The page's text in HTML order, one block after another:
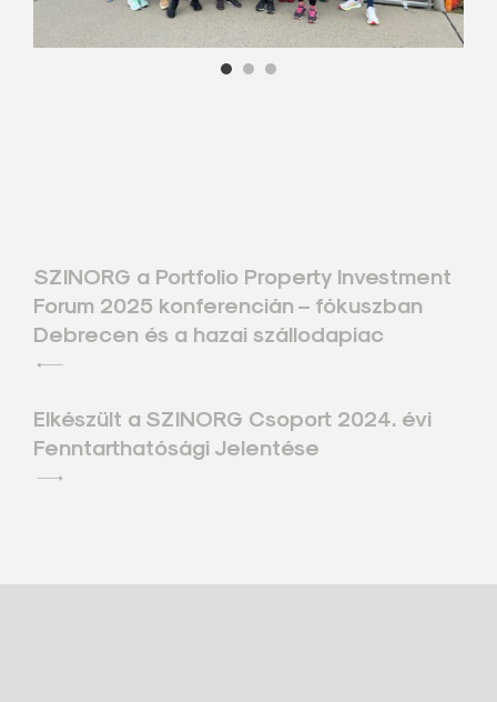
Bejegyzés
navigáció
SZINORG a Portfolio Property Investment
Forum 2025 konferencián – fókuszban
Debrecen és a hazai szállodapiac
Elkészült a SZINORG Csoport 2024. évi
Fenntarthatósági Jelentése